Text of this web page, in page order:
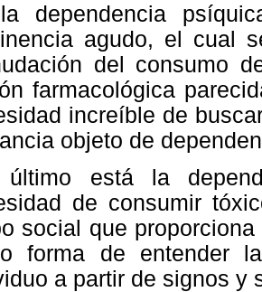
dependencia
agudo, el cual
del consumo
farmacológica
increíble de
objeto de
último está la
de consumir
social que
forma de entender
a partir de signos y